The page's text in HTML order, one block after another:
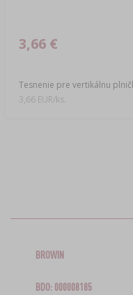
Tesnenie pre vertikálnu
3,66 €
3,66 EUR/ks.
BROWIN
BDO: 000008185